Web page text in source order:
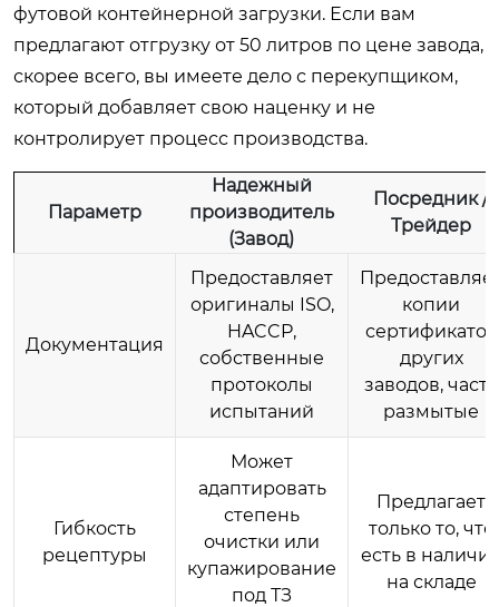
футовой контейнерной загрузки. Если вам
предлагают отгрузку от 50 литров по цене завода,
скорее всего, вы имеете дело с перекупщиком,
который добавляет свою наценку и не
контролирует процесс производства.
Параметр
Надежный
производитель
(Завод)
Посредник /
Трейдер
Документация
Предоставляет
оригиналы ISO,
HACCP,
собственные
протоколы
испытаний
копии
сертификатов
других
заводов, часто
размытые
Гибкость
рецептуры
Может
адаптировать
степень
очистки или
купажирование
под ТЗ
Предлагает
только то, что
есть в
на складе